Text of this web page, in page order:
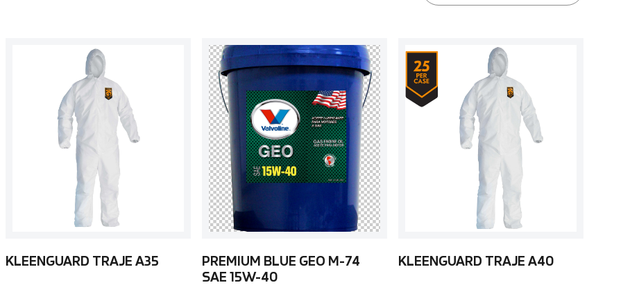
KLEENGUARD TRAJE A35
PREMIUM BLUE GEO M-74
SAE 15W-40
KLEENGUARD TRAJE A40